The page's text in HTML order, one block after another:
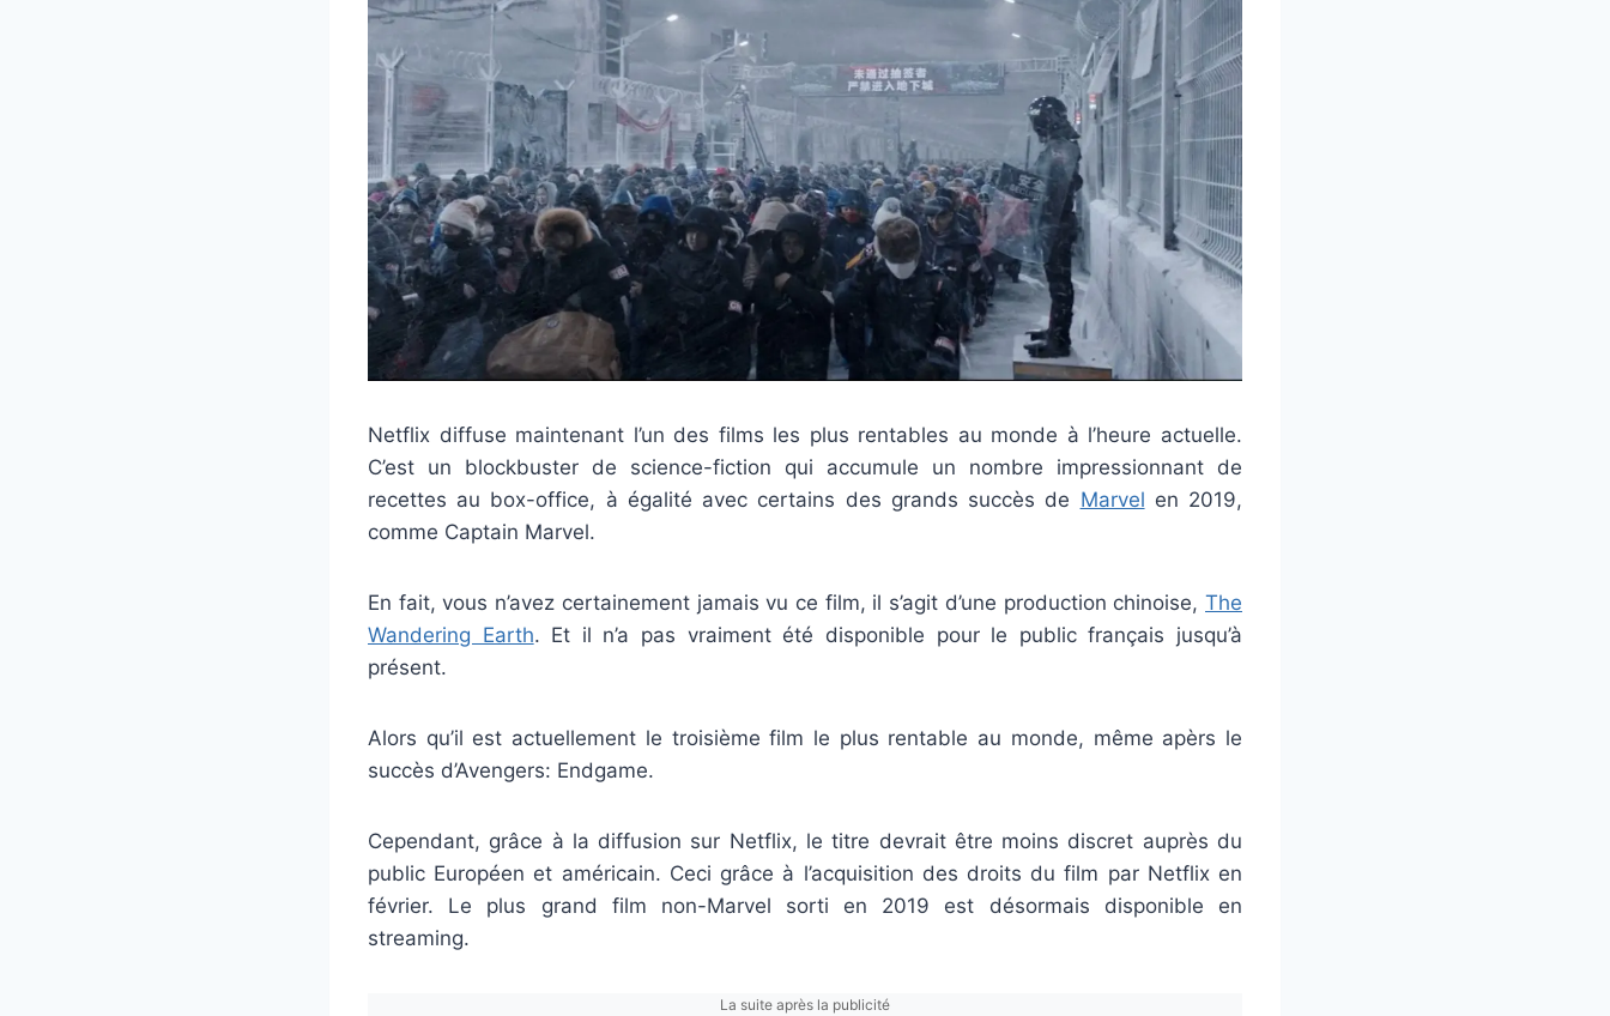
Netflix diffuse maintenant l’un des films les plus rentables au monde à l’heure actuelle.
C’est un blockbuster de science-fiction qui accumule un nombre impressionnant de
recettes au box-office, à égalité avec certains des grands succès de Marvel en 2019,
comme Captain Marvel.
En fait, vous n’avez certainement jamais vu ce film, il s’agit d’une production chinoise, The
Wandering Earth. Et il n’a pas vraiment été disponible pour le public français jusqu’à
présent.
Alors qu’il est actuellement le troisième film le plus rentable au monde, même apèrs le
succès d’Avengers: Endgame.
Cependant, grâce à la diffusion sur Netflix, le titre devrait être moins discret auprès du
public Européen et américain. Ceci grâce à l’acquisition des droits du film par Netflix en
février. Le plus grand film non-Marvel sorti en 2019 est désormais disponible en
streaming.
La suite après la publicité